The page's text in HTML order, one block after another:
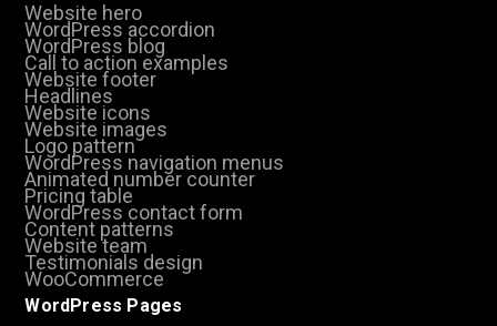
Website hero
WordPress accordion
WordPress blog
Call to action examples
Website footer
Headlines
Website icons
Website images
Logo pattern
WordPress navigation menus
Animated number counter
Pricing table
WordPress contact form
Content patterns
Website team
Testimonials design
WooCommerce
WordPress Pages